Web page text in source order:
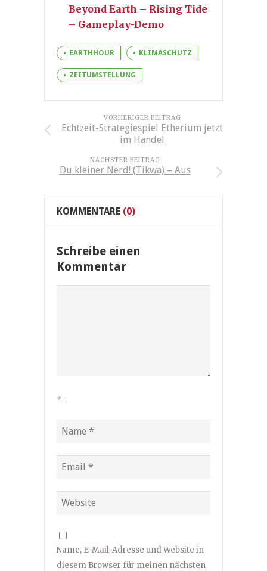
Beyond Earth – Rising Tide
– Gameplay-Demo
EARTHHOUR KLIMASCHUTZ
ZEITUMSTELLUNG
VORHERIGER BEITRAG
Echtzeit-Strategiespiel Etherium jetzt
im Handel
NÄCHSTER BEITRAG
Du kleiner Nerd! (Tikwa) – Aus
KOMMENTARE (0)
Schreibe einen
Kommentar
* =
Name, E-Mail-Adresse und Website in
diesem Browser für meinen nächsten